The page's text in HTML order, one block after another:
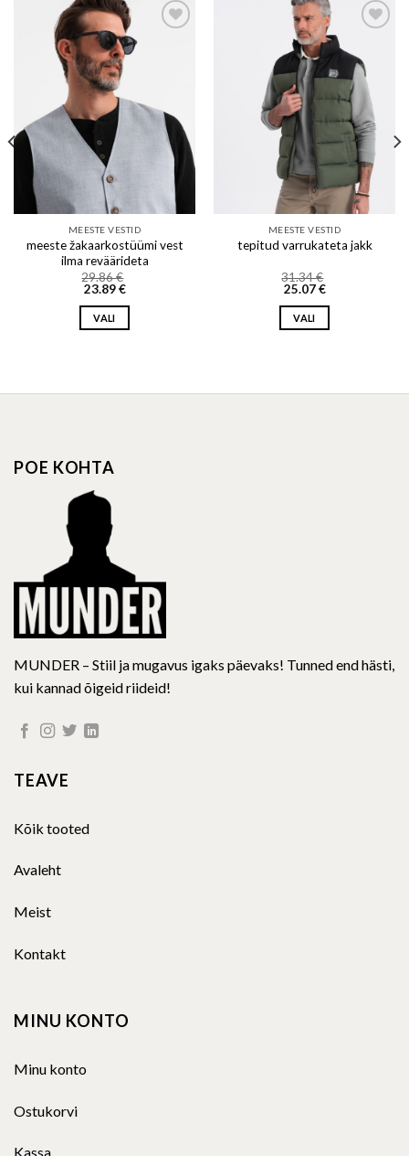
Add to wishlist
MEESTE VESTID
meeste žakaarkostüümi vest
ilma reväärideta
29.86€
23.89€
VALI
multiple
may
chosen
on
the
product
page
Add to wishlist
MEESTE VESTID
tepitud varrukateta jakk
31.34€
25.07€
VALI
multiple
POE KOHTA
MUNDER – Stiil ja mugavus igaks päevaks! Tunned end hästi,
kui kannad õigeid riideid!
TEAVE
Kõik tooted
Avaleht
Meist
Kontakt
MINU KONTO
Minu konto
Ostukorvi
Kassa